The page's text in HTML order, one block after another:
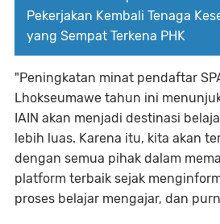
Pekerjakan Kembali Tenaga
yang Sempat Terkena PHK
"Peningkatan minat pendaftar
Lhokseumawe tahun ini
IAIN akan menjadi destinasi
lebih luas. Karena itu, kita akan
dengan semua pihak dalam
platform terbaik sejak
proses belajar mengajar, dan